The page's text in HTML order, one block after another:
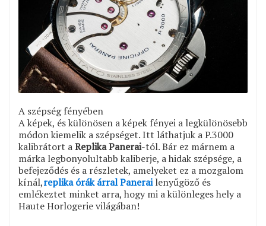
A szépség fényében
A képek, és különösen a képek fényei a legkülönösebb
módon kiemelik a szépséget. Itt láthatjuk a P.3000
kalibrátort aReplika Panerai-tól. Bár ez márnem a
márka legbonyolultabb kaliberje, a hidak szépsége, a
befejeződés és a részletek, amelyeket ez a mozgalom
kínál,replika órák árral Panerailenyűgöző és
emlékeztet minket arra, hogy mi a különleges hely a
Haute Horlogerie világában!